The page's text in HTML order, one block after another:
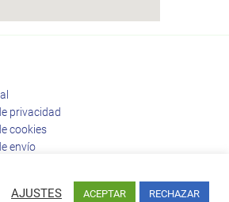
privacidad
cookies
envío
AJUSTES ACEPTAR RECHAZAR